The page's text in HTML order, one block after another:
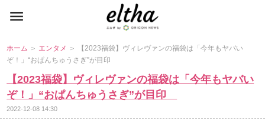
ホーム ＞ エンタメ ＞ 【2023福袋】ヴィレヴァンの福袋は「今年もヤバい
ぞ！」“おぱんちゅうさぎ”が目印
【2023福袋】ヴィレヴァンの福袋は「今年もヤバい
ぞ！」“おぱんちゅうさぎ”が目印
2022-12-08 14:30